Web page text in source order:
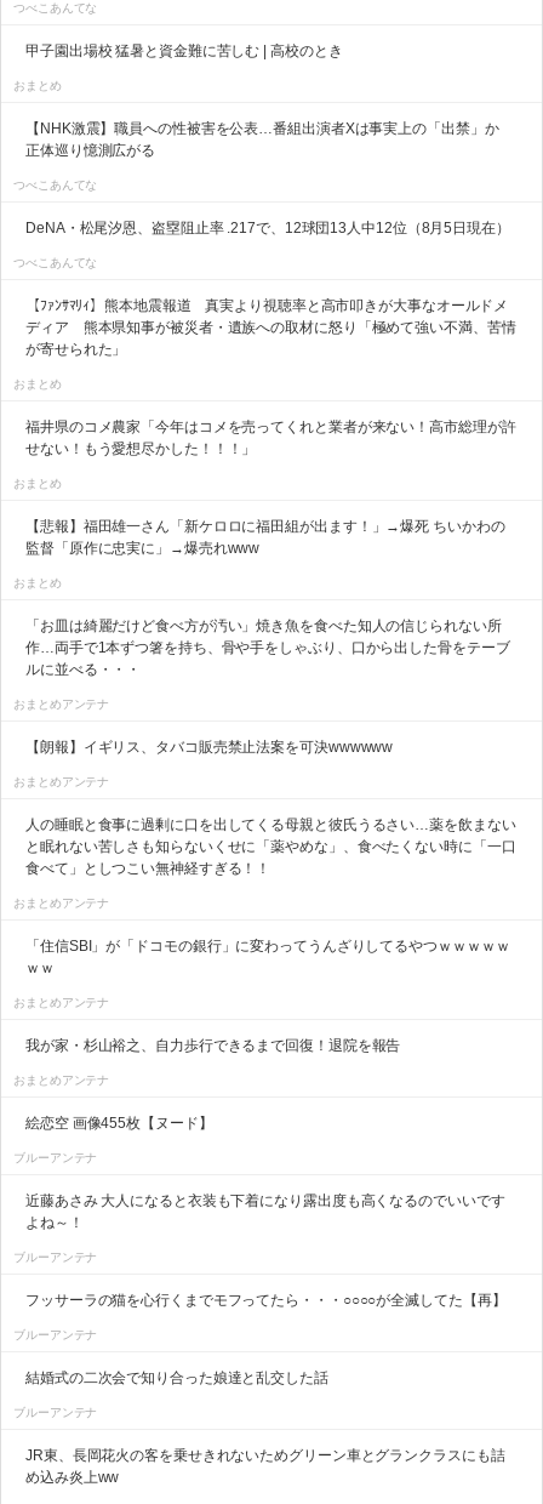
つべこあんてな
甲子園出場校 猛暑と資金難に苦しむ | 高校のとき
おまとめ
【NHK激震】職員への性被害を公表…番組出演者Xは事実上の「出禁」か
正体巡り憶測広がる
つべこあんてな
DeNA・松尾汐恩、盗塁阻止率 .217で、12球団13人中12位（8月5日現在）
つべこあんてな
【ﾌｧﾝｻﾏﾘｨ】熊本地震報道 真実より視聴率と高市叩きが大事なオールドメ
ディア 熊本県知事が被災者・遺族への取材に怒り「極めて強い不満、苦情
が寄せられた」
おまとめ
福井県のコメ農家「今年はコメを売ってくれと業者が来ない！高市総理が許
せない！もう愛想尽かした！！！」
おまとめ
【悲報】福田雄一さん「新ケロロに福田組が出ます！」→爆死 ちいかわの
監督「原作に忠実に」→爆売れwww
おまとめ
「お皿は綺麗だけど食べ方が汚い」焼き魚を食べた知人の信じられない所
作…両手で1本ずつ箸を持ち、骨や手をしゃぶり、口から出した骨をテーブ
ルに並べる・・・
おまとめアンテナ
【朗報】イギリス、タバコ販売禁止法案を可決wwwwww
おまとめアンテナ
人の睡眠と食事に過剰に口を出してくる母親と彼氏うるさい…薬を飲まない
と眠れない苦しさも知らないくせに「薬やめな」、食べたくない時に「一口
食べて」としつこい無神経すぎる！！
おまとめアンテナ
「住信SBI」が「ドコモの銀行」に変わってうんざりしてるやつｗｗｗｗｗ
ｗｗ
おまとめアンテナ
我が家・杉山裕之、自力歩行できるまで回復！退院を報告
おまとめアンテナ
絵恋空 画像455枚【ヌード】
ブルーアンテナ
近藤あさみ 大人になると衣装も下着になり露出度も高くなるのでいいです
よね～！
ブルーアンテナ
フッサーラの猫を心行くまでモフってたら・・・○○○○が全滅してた【再】
ブルーアンテナ
結婚式の二次会で知り合った娘達と乱交した話
ブルーアンテナ
JR東、長岡花火の客を乗せきれないためグリーン車とグランクラスにも詰
め込み炎上ww